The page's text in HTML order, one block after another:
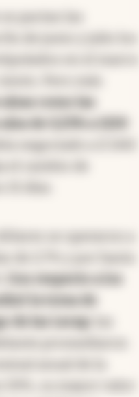
como las
de 3,23% a 1220
Con respecto a los
la toma de
de las Lecap